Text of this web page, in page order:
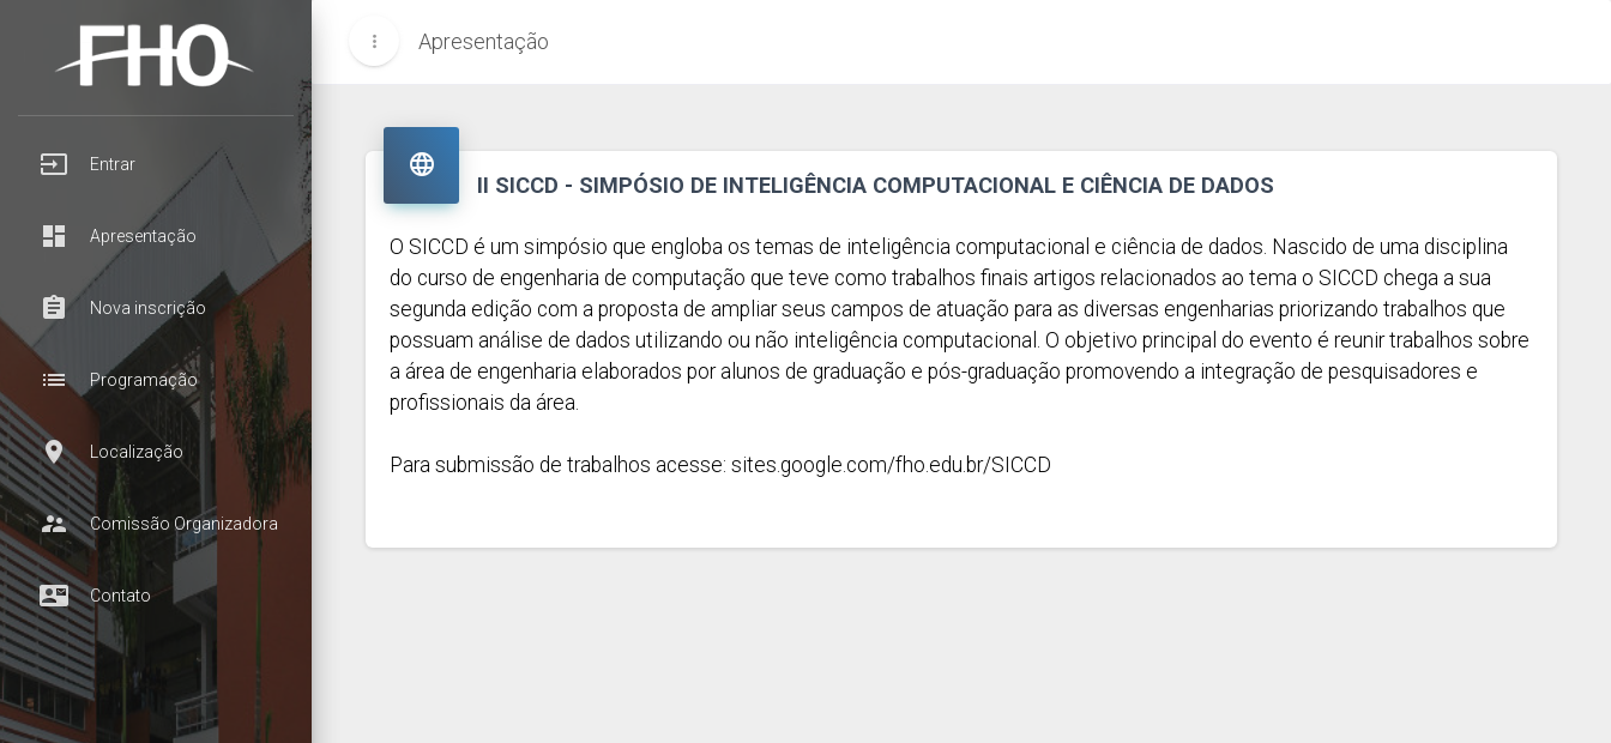
input Entrar
dashboard Apresentação
assignment Nova inscrição
list Programação
room Localização
supervisor_account Comissão Organizadora
contact_mail Contato
more_vert Apresentação

II SICCD - SIMPÓSIO DE INTELIGÊNCIA COMPUTACIONAL E CIÊNCIA DE DADOS
O SICCD é um simpósio que engloba os temas de inteligência computacional e ciência de dados. Nascido de uma disciplina
do curso de engenharia de computação que teve como trabalhos finais artigos relacionados ao tema o SICCD chega a sua
segunda edição com a proposta de ampliar seus campos de atuação para as diversas engenharias priorizando trabalhos que
possuam análise de dados utilizando ou não inteligência computacional. O objetivo principal do evento é reunir trabalhos sobre
a área de engenharia elaborados por alunos de graduação e pós-graduação promovendo a integração de pesquisadores e
profissionais da área.
Para submissão de trabalhos acesse: sites.google.com/fho.edu.br/SICCD